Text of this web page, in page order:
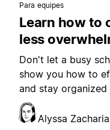
Para equipes
Learn how to
less
Don't let a busy
show you how to
and stay
Alyssa